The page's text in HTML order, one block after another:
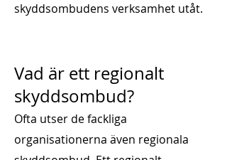
skyddsombudens verksamhet utåt.
Vad är ett regionalt
skyddsombud?
Ofta utser de fackliga
organisationerna även regionala